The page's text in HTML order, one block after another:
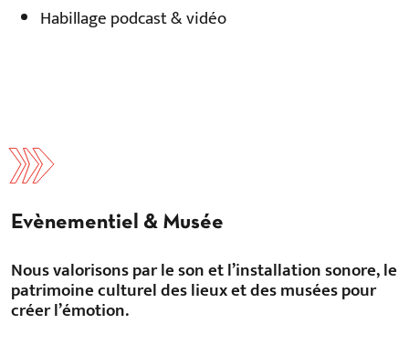
Habillage podcast & vidéo
Evènementiel & Musée
Nous valorisons par le son et l’installation sonore, le
patrimoine culturel des lieux et des musées pour
créer l’émotion.